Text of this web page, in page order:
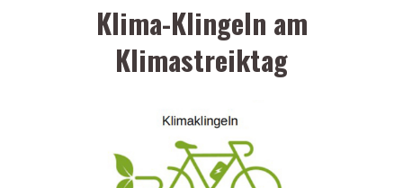
Klima-Klingeln am
Klimastreiktag